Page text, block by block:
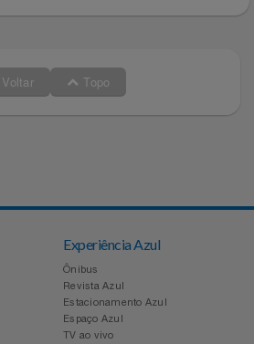
Voltar Topo
Experiência Azul
Ônibus
Revista Azul
Estacionamento Azul
Espaço Azul
TV ao vivo